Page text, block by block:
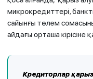
микрокредиттері,
сайынғы төлем
айдағы орташа кірісіне
Кредиторлар